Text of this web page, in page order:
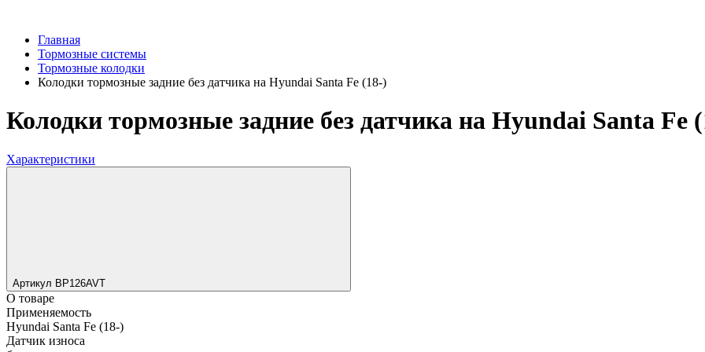
Главная
Тормозные системы
Тормозные колодки
Колодки тормозные задние без датчика на Hyundai Santa Fe (18-)
Колодки тормозные задние без датчика на Hyundai Santa Fe
Характеристики
Артикул BP126AVT
О товаре
Применяемость
Hyundai Santa Fe (18-)
Датчик износа